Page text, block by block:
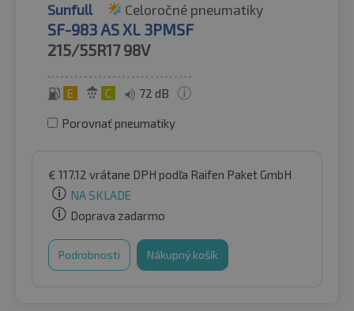
Sunfull Celoročné pneumatiky
SF-983 AS XL 3PMSF
215/55R17 98V
E C 72 dB
Porovnať pneumatiky
€ 117.12 vrátane DPH podľa Raifen Paket GmbH
NA SKLADE
Doprava zadarmo
Podrobnosti Nákupný košík